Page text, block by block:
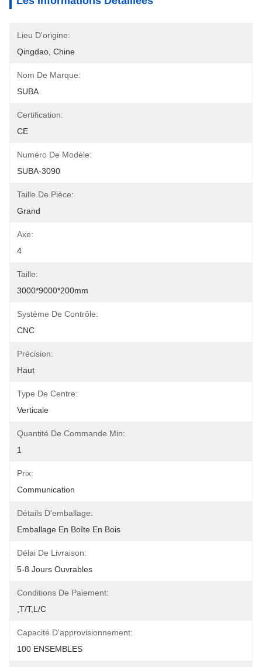
Lieu D'origine:
Qingdao, Chine
Nom De Marque:
SUBA
Certification:
CE
Numéro De Modèle:
SUBA-3090
Taille De Pièce:
Grand
Axe:
4
Taille:
3000*9000*200mm
Système De Contrôle:
CNC
Précision:
Haut
Type De Centre:
Verticale
Quantité De Commande Min:
1
Prix:
Communication
Détails D'emballage:
Emballage En Boîte En Bois
Délai De Livraison:
5-8 Jours Ouvrables
Conditions De Paiement:
,T/T,L/C
Capacité D'approvisionnement:
100 ENSEMBLES